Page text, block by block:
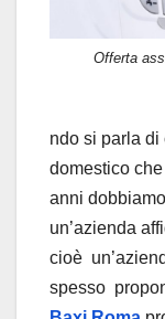
Offerta
ndo si parla
domestico
anni
un’azienda
cioè
spesso